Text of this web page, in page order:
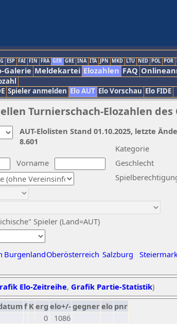
ESP FAI FIN FRA GER GRE INA ITA JPN MKD LTU NED POL POR
Galerie Meldekartei Elozahlen FAQ
Spieler anmelden Elo AUT Elo Vorschau Elo FIDE
Turnierschach-Elozahlen des
Vorname
Kategorie
Geschlecht
Spieler (Land=AUT)
BurgenlandOberösterreich Salzburg
AUT-Elolisten Stand 01.10.2025, letzte
8.601
Elo-Zeitreihe, Grafik Partie-Statistik)
f Kerg elo+/-gegnerelo pnr
0
1086